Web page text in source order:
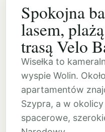
Spokojna
lasem,
trasą Velo
Wisełka to
wyspie Wolin.
apartamentów
Szypra, a w
spacerowe,